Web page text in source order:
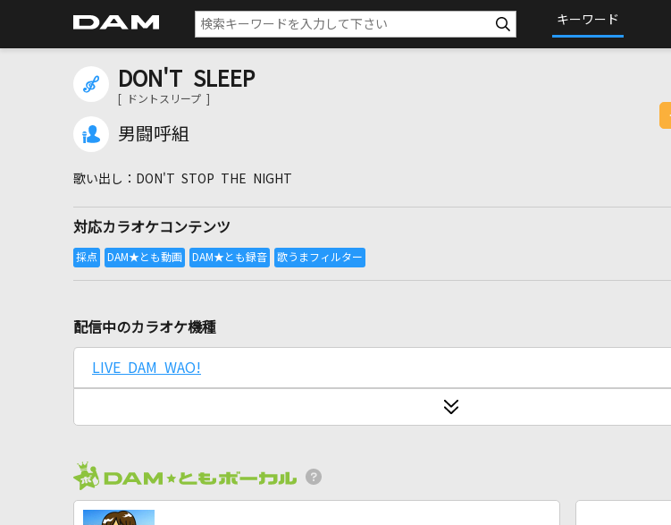
キーワード
DON'T SLEEP
[ ドントスリープ ]
男闘呼組
DON'T STOP THE NIGHT
対応カラオケコンテンツ
配信中のカラオケ機種
LIVE DAM WAO!